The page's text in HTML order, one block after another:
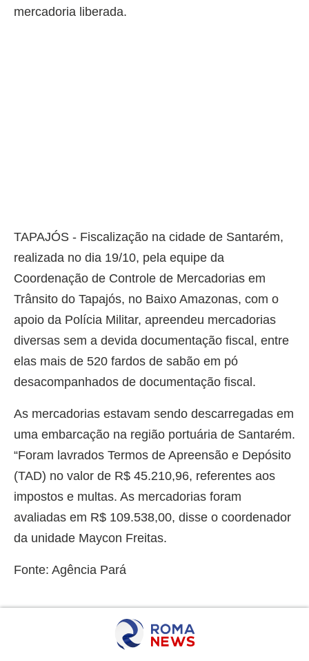
mercadoria liberada.
TAPAJÓS - Fiscalização na cidade de Santarém,
realizada no dia 19/10, pela equipe da
Coordenação de Controle de Mercadorias em
Trânsito do Tapajós, no Baixo Amazonas, com o
apoio da Polícia Militar, apreendeu mercadorias
diversas sem a devida documentação fiscal, entre
elas mais de 520 fardos de sabão em pó
desacompanhados de documentação fiscal.
As mercadorias estavam sendo descarregadas em
uma embarcação na região portuária de Santarém.
“Foram lavrados Termos de Apreensão e Depósito
(TAD) no valor de R$ 45.210,96, referentes aos
impostos e multas. As mercadorias foram
avaliadas em R$ 109.538,00, disse o coordenador
da unidade Maycon Freitas.
Fonte: Agência Pará